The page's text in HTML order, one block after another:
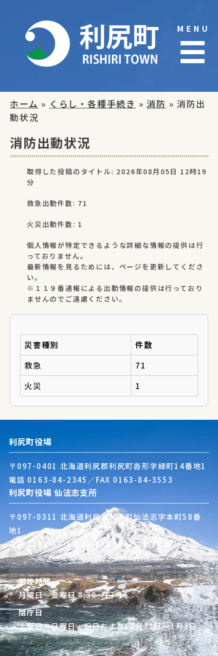
content
MENU
☰
ホーム » くらし・各種手続き » 消防 » 消防出
動状況
消防出動状況
取得した投稿のタイトル: 2026年08月05日 12時19
分
救急出動件数: 71
火災出動件数: 1
個人情報が特定できるような詳細な情報の提供は行
っておりません。
最新情報を見るためには、ページを更新してくださ
い。
※１１９番通報による出動情報の提供は行っており
ませんのでご遠慮ください。
災害種別
件数
救急
71
火災
1
利尻町役場
〒097-0401 北海道利尻郡利尻町沓形字緑町14番地1
電話 0163-84-2345 ／FAX 0163-84-3553
利尻町役場 仙法志支所
〒097-0311 北海道利尻郡利尻町仙法志字本町58番
地1
電話0163-85-1011 ／FAX 0163-85-1745
開庁時間
月曜日～金曜日 8:30～17:15
閉庁日
土曜日・日曜日・祝日および12月31日～1月3日